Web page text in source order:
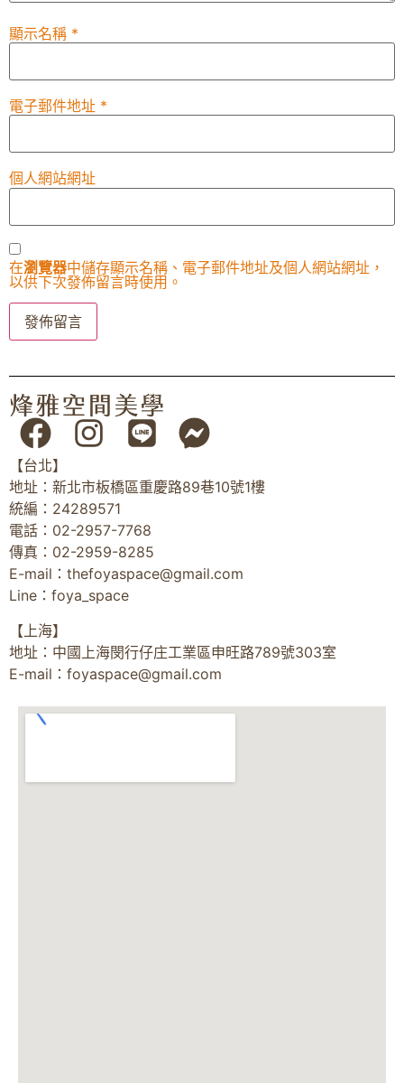
顯示名稱 *
電子郵件地址 *
個人網站網址
在瀏覽器中儲存顯示名稱、電子郵件地址及個人網站網址，
以供下次發佈留言時使用。
【台北】
地址：新北市板橋區重慶路89巷10號1樓
統編：24289571
電話：02-2957-7768
傳真：02-2959-8285
E-mail： thefoyaspace@gmail.com
Line：foya_space
【上海】
地址：中國上海閔行仔庄工業區申旺路789號303室
E-mail： foyaspace@gmail.com